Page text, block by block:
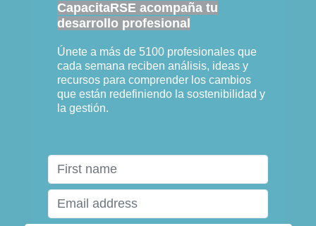
CapacitaRSE acompaña tu
desarrollo profesional
Únete a más de 5100 profesionales que
cada semana reciben análisis, ideas y
recursos para comprender los cambios
que están redefiniendo la sostenibilidad y
la gestión.